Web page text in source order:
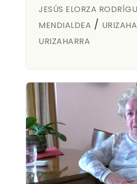
JESÚS ELORZA
MENDIALDEA /
URIZAHARRA